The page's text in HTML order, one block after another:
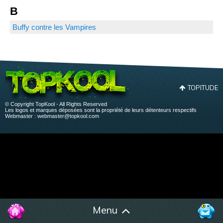
Menu
B
Buffy contre les Vampires
TOPITUDE
© Copyright TopKool - All Rights Reserved
Les logos et marques déposées sont la propriété de leurs détenteurs respectifs
Webmaster : webmaster@topkool.com